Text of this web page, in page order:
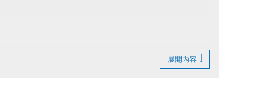
展開內容